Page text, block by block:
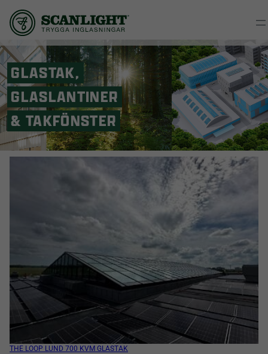
GLASTAK,
GLASLANTINER
& TAKFÖNSTER
THE LOOP LUND 700 KVM GLASTAK